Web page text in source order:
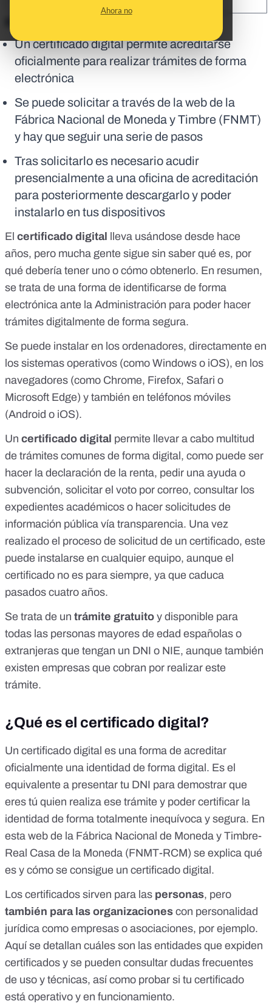
Ahora no
Un certificado digital permite acreditarse
oficialmente para realizar trámites de forma
electrónica
Se puede solicitar a través de la web de la
Fábrica Nacional de Moneda y Timbre (FNMT)
y hay que seguir una serie de pasos
Tras solicitarlo es necesario acudir
presencialmente a una oficina de acreditación
para posteriormente descargarlo y poder
instalarlo en tus dispositivos
El certificado digital
lleva usándose desde hace
años, pero mucha gente sigue sin saber qué es, por
qué debería tener uno o cómo obtenerlo. En resumen,
se trata de una forma de identificarse de forma
electrónica ante la Administración para poder hacer
trámites digitalmente de forma segura.
Se puede instalar en los ordenadores, directamente en
los sistemas operativos (como Windows o iOS), en los
navegadores (como Chrome, Firefox, Safari o
Microsoft Edge) y también en teléfonos móviles
(Android o iOS).
Un certificado digital permite llevar a cabo multitud
de trámites comunes de forma digital, como puede ser
hacer la declaración de la renta, pedir una ayuda o
subvención, solicitar el voto por correo, consultar los
expedientes académicos o hacer solicitudes de
información pública vía transparencia. Una vez
realizado el proceso de solicitud de un certificado, este
puede instalarse en cualquier equipo, aunque el
certificado no es para siempre, ya que caduca
pasados cuatro años.
Se trata de un trámite gratuito y disponible para
todas las personas mayores de edad españolas o
extranjeras que tengan un DNI o NIE, aunque también
existen empresas que cobran por realizar este
trámite.
¿Qué es el certificado digital?
Un certificado digital es una forma de acreditar
oficialmente una identidad de forma digital. Es el
equivalente a presentar tu DNI para demostrar que
eres tú quien realiza ese trámite y poder certificar la
identidad de forma totalmente inequívoca y segura. En
esta web de la Fábrica Nacional de Moneda y Timbre-
Real Casa de la Moneda (FNMT-RCM) se explica qué
es y cómo se consigue un certificado digital.
Los certificados sirven para las personas, pero
también para las organizaciones con personalidad
jurídica como empresas o asociaciones, por ejemplo.
Aquí se detallan cuáles son las entidades que expiden
certificados y se pueden consultar dudas frecuentes
de uso y técnicas, así como probar si tu certificado
está operativo y en funcionamiento.